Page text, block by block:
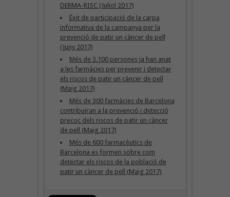
DERMA-RISC (Juliol 2017)
Èxit de participació de la carpa
informativa de la campanya per la
prevenció de patir un càncer de pell
(Juny 2017)
Més de 3.100 persones ja han anat
a les farmàcies per prevenir i detectar
els riscos de patir un càncer de pell
(Maig 2017)
Més de 300 farmàcies de Barcelona
contribuiran a la prevenció i detecció
precoç dels riscos de patir un càncer
de pell (Maig 2017)
Més de 600 farmacèutics de
Barcelona es formen sobre com
detectar els riscos de la població de
patir un càncer de pell (Maig 2017)